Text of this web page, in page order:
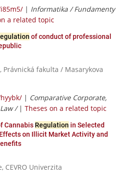
| Informatika / Fundamenty
a related topic
of conduct of professional
Právnická fakulta / Masarykova
| Comparative Corporate,
/ | Theses on a related topic
Cannabis Regulation in Selected
on Illicit Market Activity and
CEVRO Univerzita